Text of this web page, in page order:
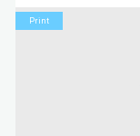
Print